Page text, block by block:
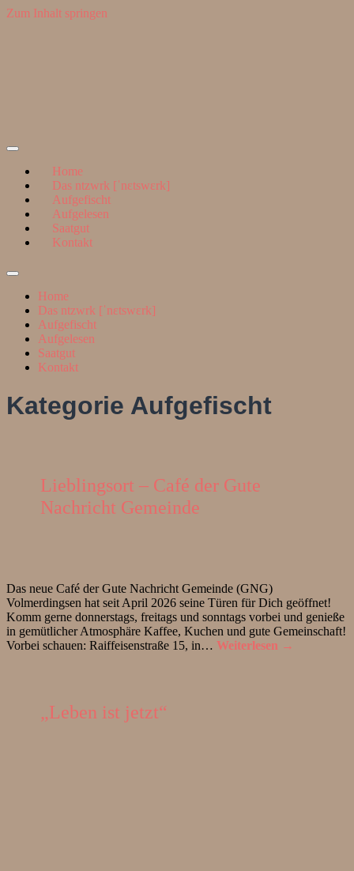
Zum Inhalt springen
Home
Das ntzwrk [ˈnɛtswɛrk]
Aufgefischt
Aufgelesen
Saatgut
Kontakt
Suchfeld
ein-/ausblenden
Home
Das ntzwrk [ˈnɛtswɛrk]
Aufgefischt
Aufgelesen
Saatgut
Kontakt
Kategorie Aufgefischt
Lieblingsort – Café der Gute
Nachricht Gemeinde
Das neue Café der Gute Nachricht Gemeinde (GNG)
Volmerdingsen hat seit April 2026 seine Türen für Dich geöffnet!
Komm gerne donnerstags, freitags und sonntags vorbei und genieße
in gemütlicher Atmosphäre Kaffee, Kuchen und gute Gemeinschaft!
Vorbei schauen: Raiffeisenstraße 15, in… Weiterlesen →
„Leben ist jetzt“